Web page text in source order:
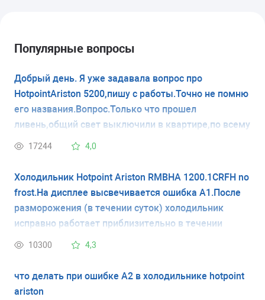
Популярные вопросы
Добрый день. Я уже задавала вопрос про
HotpointAriston 5200,пишу с работы.Точно не помню
его названия.Вопрос.Только что прошел
ливень,общий свет выключили в квартире,по всему
дому.Получается это первая разморозка.А как
саморазмораживающийся. Есть уровень
17244 4,0
Холодильник Hotpoint Ariston RMBHA 1200.1CRFH no
frost.На дисплее высвечивается ошибка А1.После
разморожения (в течении суток) холодильник
исправно работает приблизительно в течении
месяца, затем обратно высвечивается ошибка
10300 4,3
что делать при ошибке А2 в холодильнике hotpoint
ariston